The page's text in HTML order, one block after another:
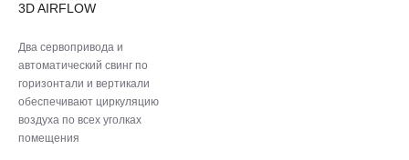
3D AIRFLOW
Два сервопривода и
автоматический свинг по
горизонтали и вертикали
обеспечивают циркуляцию
воздуха по всех уголках
помещения